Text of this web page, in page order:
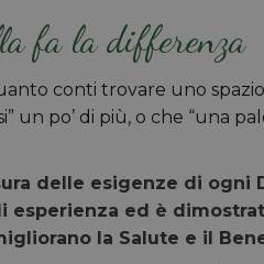
fa la differenza
conti trovare uno
un po’ di più, o che “una
delle esigenze di ogni
esperienza ed è
la Salute e il